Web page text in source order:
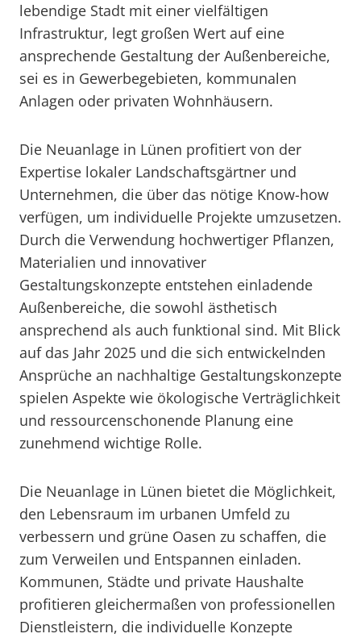
lebendige Stadt mit einer vielfältigen
Infrastruktur, legt großen Wert auf eine
ansprechende Gestaltung der Außenbereiche,
sei es in Gewerbegebieten, kommunalen
Anlagen oder privaten Wohnhäusern.
Die Neuanlage in Lünen profitiert von der
Expertise lokaler Landschaftsgärtner und
Unternehmen, die über das nötige Know-how
verfügen, um individuelle Projekte umzusetzen.
Durch die Verwendung hochwertiger Pflanzen,
Materialien und innovativer
Gestaltungskonzepte entstehen einladende
Außenbereiche, die sowohl ästhetisch
ansprechend als auch funktional sind. Mit Blick
auf das Jahr 2025 und die sich entwickelnden
Ansprüche an nachhaltige Gestaltungskonzepte
spielen Aspekte wie ökologische Verträglichkeit
und ressourcenschonende Planung eine
zunehmend wichtige Rolle.
Die Neuanlage in Lünen bietet die Möglichkeit,
den Lebensraum im urbanen Umfeld zu
verbessern und grüne Oasen zu schaffen, die
zum Verweilen und Entspannen einladen.
Kommunen, Städte und private Haushalte
profitieren gleichermaßen von professionellen
Dienstleistern, die individuelle Konzepte